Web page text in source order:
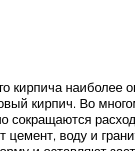
кирпича наиболее
кирпич. Во
сокращаются
цемент, воду и